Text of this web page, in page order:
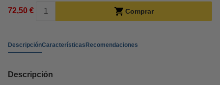
72,50 € Comprar
DescripciónCaracterísticasRecomendaciones
Descripción